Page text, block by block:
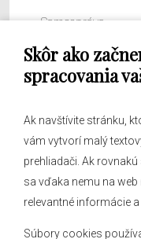
Skôr ako
spracovania
Ak navštívite stránku,
vám vytvorí malý
prehliadači. Ak
sa vďaka nemu na
relevantné informácie
Súbory cookies
Samospráva
Obecný úrad
O obci
Hlásenia obecného